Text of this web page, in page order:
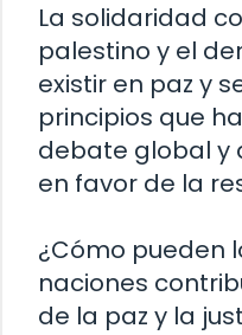
La solidaridad
palestino y el
existir en paz y
principios que
debate global y
en favor de la
¿Cómo pueden
naciones
de la paz y la